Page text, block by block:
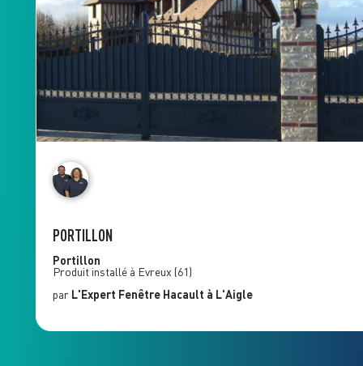
PORTILLON
Portillon
Produit installé à Evreux (61)
par L'Expert Fenêtre Hacault à L'Aigle